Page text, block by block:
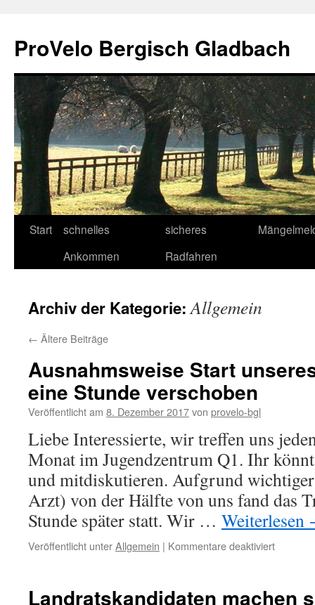
springen
ProVelo Bergisch Gladbach
Start
schnelles
Ankommen
sicheres
Radfahren
Archiv der Kategorie:Allgemein
← Ältere Beiträge
Ausnahmsweise Start
eine Stunde verschoben
Veröffentlicht am 8. Dezember 2017von provelo-bgl
Liebe Interessierte, wir treffen uns
Monat im Jugendzentrum Q1. Ihr
und mitdiskutieren. Aufgrund
Arzt) von der Hälfte von uns fand das
Stunde später statt. Wir … Weiterlesen
Veröffentlicht unterAllgemein | Kommentare deaktiviertfür
Treffens
Landratskandidaten machen